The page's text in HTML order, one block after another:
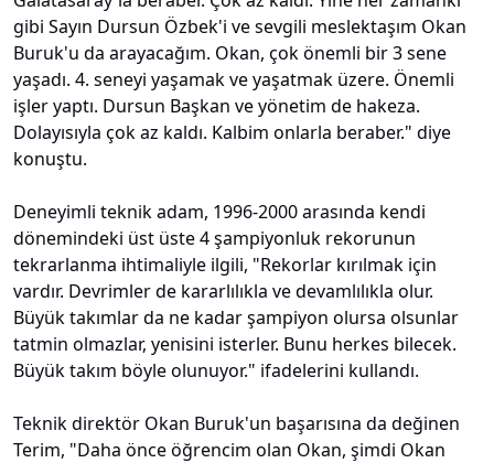
gibi Sayın Dursun Özbek'i ve sevgili meslektaşım Okan
Buruk'u da arayacağım. Okan, çok önemli bir 3 sene
yaşadı. 4. seneyi yaşamak ve yaşatmak üzere. Önemli
işler yaptı. Dursun Başkan ve yönetim de hakeza.
Dolayısıyla çok az kaldı. Kalbim onlarla beraber." diye
konuştu.
Deneyimli teknik adam, 1996-2000 arasında kendi
dönemindeki üst üste 4 şampiyonluk rekorunun
tekrarlanma ihtimaliyle ilgili, "Rekorlar kırılmak için
vardır. Devrimler de kararlılıkla ve devamlılıkla olur.
Büyük takımlar da ne kadar şampiyon olursa olsunlar
tatmin olmazlar, yenisini isterler. Bunu herkes bilecek.
Büyük takım böyle olunuyor." ifadelerini kullandı.
Teknik direktör Okan Buruk'un başarısına da değinen
Terim, "Daha önce öğrencim olan Okan, şimdi Okan